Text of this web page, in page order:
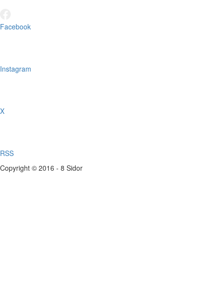
Facebook
Instagram
X
RSS
Copyright © 2016 - 8 Sidor